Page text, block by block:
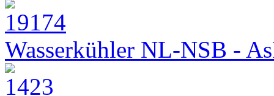
Wasserkühler NL-NSB -